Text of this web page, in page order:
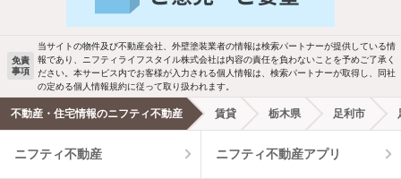
駐車場あり ペット相談
洗濯機置場あり 独立洗面台
エアコンあり 都市ガス
温水洗浄便座 オートロック
ご希望の条件の物件が見つかり次第、メ
新着メール通知を受け取る
免責
事項
当サイトの物件及び不動産会社、外壁塗装業者の情報は検索パートナーが提供している情
報であり、ニフティライフスタイル株式会社は内容の責任を負わないことを予めご了承く
ださい。本サービス内でお客様が入力される個人情報は、検索パートナーが取得し、同社
の定める個人情報規約に従って取り扱われます。
不動産・住宅情報のニフティ不動産 賃貸 栃木県 足利市
ニフティ不動産 ニフティ不動産アプリ